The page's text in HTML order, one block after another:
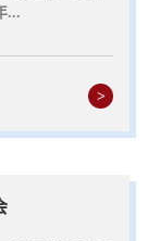
...
>